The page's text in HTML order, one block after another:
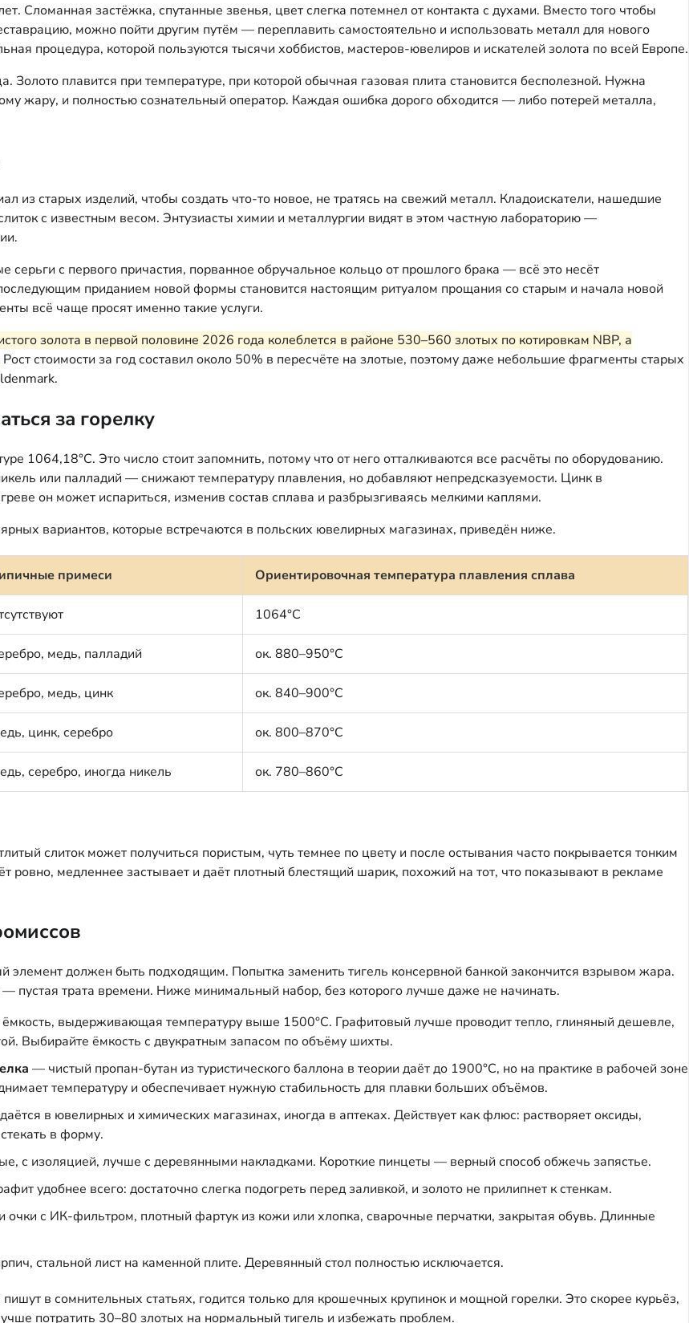
Сломанная застёжка, спутанные звенья, цвет слегка потемнел от контакта с духами. Вместо того чтобы
можно пойти другим путём — переплавить самостоятельно и использовать металл для нового
процедура, которой пользуются тысячи хоббистов, мастеров-ювелиров и искателей золота по всей Европе.
плавится при температуре, при которой обычная газовая плита становится бесполезной. Нужна
жару, и полностью сознательный оператор. Каждая ошибка дорого обходится — либо потерей металла,
старых изделий, чтобы создать что-то новое, не тратясь на свежий металл. Кладоискатели, нашедшие
с известным весом. Энтузиасты химии и металлургии видят в этом частную лабораторию —
серьги с первого причастия, порванное обручальное кольцо от прошлого брака — всё это несёт
приданием новой формы становится настоящим ритуалом прощания со старым и начала новой
всё чаще просят именно такие услуги.
золота в первой половине 2026 года колеблется в районе 530–560 злотых по котировкам NBP, а
Рост стоимости за год составил около 50% в пересчёте на злотые, поэтому даже небольшие фрагменты старых
за горелку
1064,18°C. Это число стоит запомнить, потому что от него отталкиваются все расчёты по оборудованию.
или палладий — снижают температуру плавления, но добавляют непредсказуемости. Цинк в
он может испариться, изменив состав сплава и разбрызгиваясь мелкими каплями.
вариантов, которые встречаются в польских ювелирных магазинах, приведён ниже.
примеси Ориентировочная температура плавления сплава
1064°C
медь, палладий ок. 880–950°C
медь, цинк ок. 840–900°C
цинк, серебро ок. 800–870°C
серебро, иногда никель ок. 780–860°C
слиток может получиться пористым, чуть темнее по цвету и после остывания часто покрывается тонким
ровно, медленнее застывает и даёт плотный блестящий шарик, похожий на тот, что показывают в рекламе
элемент должен быть подходящим. Попытка заменить тигель консервной банкой закончится взрывом жара.
пустая трата времени. Ниже минимальный набор, без которого лучше даже не начинать.
выдерживающая температуру выше 1500°C. Графитовый лучше проводит тепло, глиняный дешевле,
Выбирайте ёмкость с двукратным запасом по объёму шихты.
— чистый пропан-бутан из туристического баллона в теории даёт до 1900°C, но на практике в рабочей зоне
температуру и обеспечивает нужную стабильность для плавки больших объёмов.
в ювелирных и химических магазинах, иногда в аптеках. Действует как флюс: растворяет оксиды,
в форму.
с изоляцией, лучше с деревянными накладками. Короткие пинцеты — верный способ обжечь запястье.
удобнее всего: достаточно слегка подогреть перед заливкой, и золото не прилипнет к стенкам.
с ИК-фильтром, плотный фартук из кожи или хлопка, сварочные перчатки, закрытая обувь. Длинные
стальной лист на каменной плите. Деревянный стол полностью исключается.
в сомнительных статьях, годится только для крошечных крупинок и мощной горелки. Это скорее курьёз,
потратить 30–80 злотых на нормальный тигель и избежать проблем.